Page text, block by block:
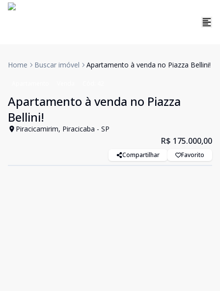
Home Buscar imóvel Apartamento à venda no Piazza Bellini!
Apartamento à venda no Piazza
Bellini!
Piracicamirim, Piracicaba - SP
R$ 175.000,00
Compartilhar Favorito